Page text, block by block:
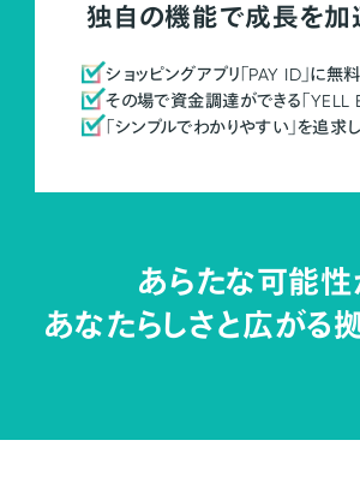
独自の機能で成長を加
ショッピングアプリ「PAY ID」に無
その場で資金調達ができる「YELL
「シンプルでわかりやすい」を追求
あらたな可能性
あなたらしさと広がる